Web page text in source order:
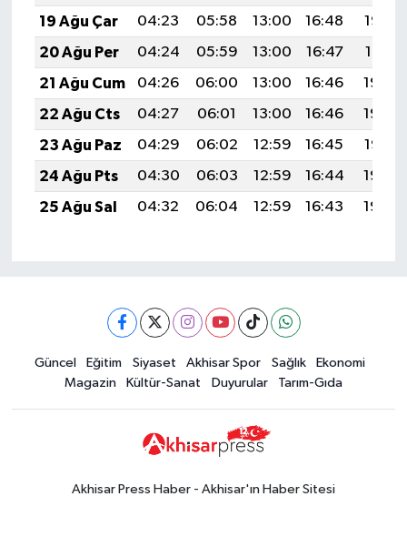
19 Ağu Çar
04:23 05:58 13:00 16:48
19:53
20 Ağu Per
04:24 05:59 13:00 16:47
19:51
21 Ağu Cum
04:26 06:00 13:00 16:46
19:50
22 Ağu Cts
04:27 06:01 13:00 16:46
19:48
23 Ağu Paz
04:29 06:02 12:59 16:45
19:47
24 Ağu Pts
04:30 06:03 12:59 16:44
19:45
25 Ağu Sal
04:32 06:04 12:59 16:43 19:44
Güncel Eğitim Siyaset Akhisar Spor Sağlık
Ekonomi
Magazin
Kültür-Sanat Duyurular Tarım-Gıda
Akhisar Press Haber - Akhisar'ın Haber Sitesi